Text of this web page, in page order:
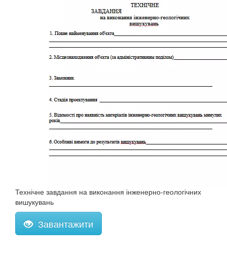
Технічне завдання на виконання інженерно-геологічних
вишукувань
Завантажити